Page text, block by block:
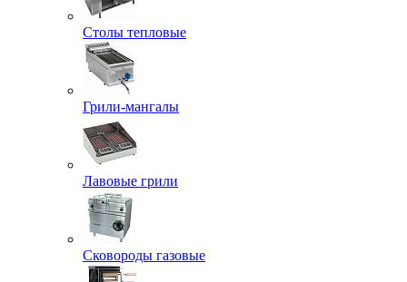
Столы тепловые
Грили-мангалы
Лавовые грили
Сковороды газовые